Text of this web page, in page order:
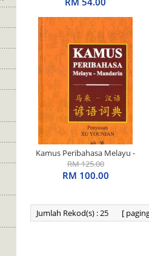
Kamus Peribahasa Melayu -
Mandarin
RM 125.00
RM 100.00
Jumlah Rekod(s) : 25 [